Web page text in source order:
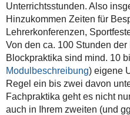
Unterrichtsstunden. Also
Hinzukommen Zeiten für
Lehrerkonferenzen,
Von den ca. 100 Stunden
Blockpraktika sind mind. 10
Modulbeschreibung) eigene
Regel ein bis zwei davon
Fachpraktika geht es nicht
auch in Ihrem zweiten (und